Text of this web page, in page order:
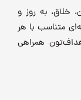
خلاق، به روز و
متناسب با هر
همراهی